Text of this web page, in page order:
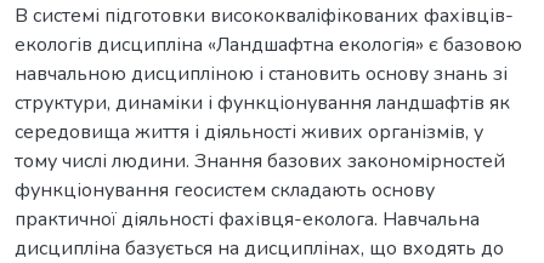
В системі підготовки висококваліфікованих фахівців-
екологів дисципліна «Ландшафтна екологія» є базовою
навчальною дисципліною і становить основу знань зі
структури, динаміки і функціонування ландшафтів як
середовища життя і діяльності живих організмів, у
тому числі людини. Знання базових закономірностей
функціонування геосистем складають основу
практичної діяльності фахівця-еколога. Навчальна
дисципліна базується на дисциплінах, що входять до